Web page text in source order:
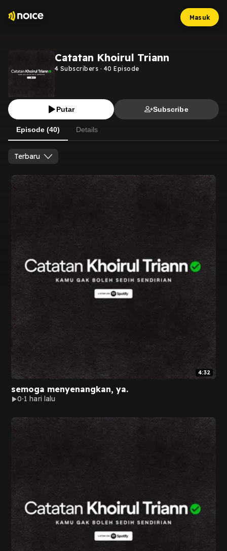
Masuk
Catatan Khoirul Triann
4 Subscribers · 40 Episode
Putar Subscribe
Episode (40) Details
Terbaru
4:32
semoga menyenangkan, ya.
0 1 hari lalu